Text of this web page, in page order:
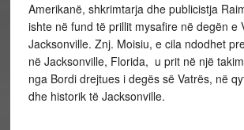
Amerikanë, shkrimtarja dhe publicistja
ishte në fund të prillit mysafire në degën e
Jacksonville. Znj. Moisiu, e cila ndodhet
në Jacksonville, Florida, u prit në një
nga Bordi drejtues i degës së Vatrës, në
dhe historik të Jacksonville.